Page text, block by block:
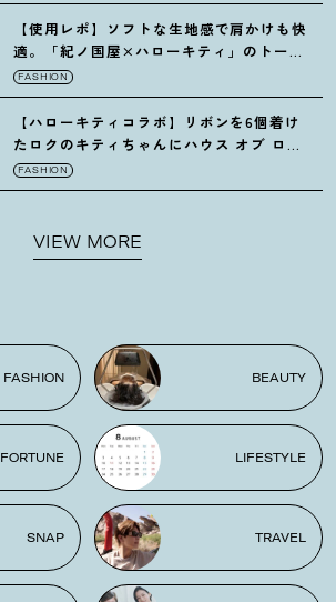
【使用レポ】ソフトな生地感で肩かけも快
適。「紀ノ国屋×ハローキティ」のトート
がガシガシ使えて最高です
FASHION
【ハローキティコラボ】リボンを6個着け
たロクのキティちゃんにハウス オブ ロー
ゼの限定パケも
FASHION
VIEW MORE
FASHION BEAUTY
FORTUNE LIFESTYLE
SNAP TRAVEL